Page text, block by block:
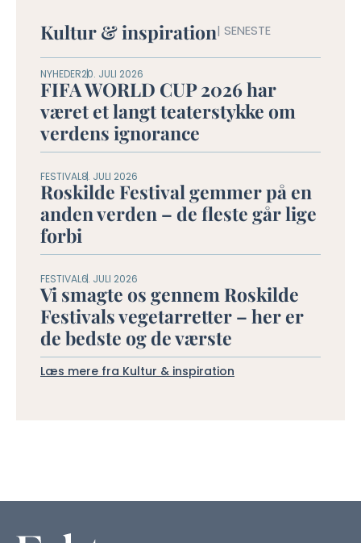
Kultur & inspiration| SENESTE
NYHEDER20. JULI 2026
FIFA WORLD CUP 2026 har
været et langt teaterstykke om
verdens ignorance
FESTIVAL8. JULI 2026
Roskilde Festival gemmer på en
anden verden – de fleste går lige
forbi
FESTIVAL6. JULI 2026
Vi smagte os gennem Roskilde
Festivals vegetarretter – her er
de bedste og de værste
Læs mere fra Kultur & inspiration